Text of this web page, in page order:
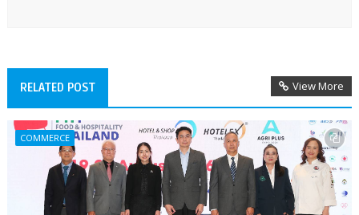
RELATED POST View More
COMMERCE